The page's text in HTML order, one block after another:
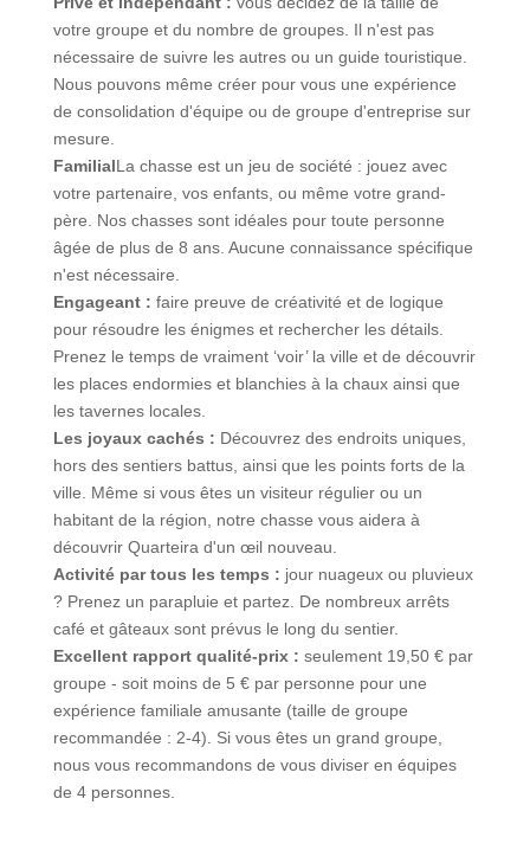
votre groupe et du nombre de groupes. Il n'est pas
nécessaire de suivre les autres ou un guide touristique.
Nous pouvons même créer pour vous une expérience
de consolidation d'équipe ou de groupe d'entreprise sur
mesure.
FamilialLa chasse est un jeu de société : jouez avec
votre partenaire, vos enfants, ou même votre grand-
père. Nos chasses sont idéales pour toute personne
âgée de plus de 8 ans. Aucune connaissance spécifique
n'est nécessaire.
Engageant : faire preuve de créativité et de logique
pour résoudre les énigmes et rechercher les détails.
Prenez le temps de vraiment ‘voir’ la ville et de découvrir
les places endormies et blanchies à la chaux ainsi que
les tavernes locales.
Les joyaux cachés : Découvrez des endroits uniques,
hors des sentiers battus, ainsi que les points forts de la
ville. Même si vous êtes un visiteur régulier ou un
habitant de la région, notre chasse vous aidera à
découvrir Quarteira d'un œil nouveau.
Activité par tous les temps : jour nuageux ou pluvieux
? Prenez un parapluie et partez. De nombreux arrêts
café et gâteaux sont prévus le long du sentier.
Excellent rapport qualité-prix : seulement 19,50 € par
groupe - soit moins de 5 € par personne pour une
expérience familiale amusante (taille de groupe
recommandée : 2-4). Si vous êtes un grand groupe,
nous vous recommandons de vous diviser en équipes
de 4 personnes.